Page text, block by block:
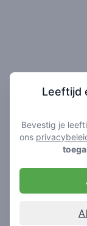
Reviews
Leeftijd
Bevestig je
ons